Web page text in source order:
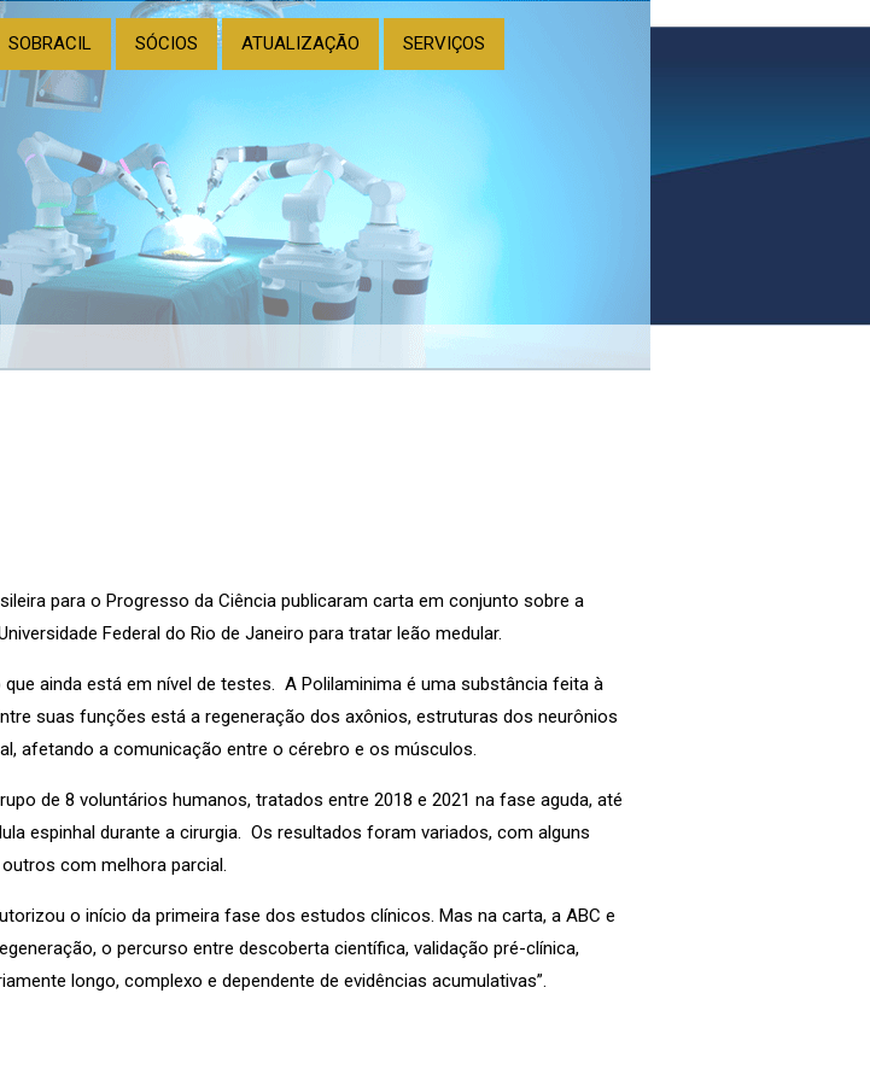
SOBRACIL SÓCIOS ATUALIZAÇÃO SERVIÇOS
para o Progresso da Ciência publicaram carta em conjunto sobre a
Federal do Rio de Janeiro para tratar leão medular.
ainda está em nível de testes. A Polilaminima é uma substância feita à
suas funções está a regeneração dos axônios, estruturas dos neurônios
afetando a comunicação entre o cérebro e os músculos.
de 8 voluntários humanos, tratados entre 2018 e 2021 na fase aguda, até
espinhal durante a cirurgia. Os resultados foram variados, com alguns
com melhora parcial.
o início da primeira fase dos estudos clínicos. Mas na carta, a ABC e
o percurso entre descoberta científica, validação pré-clínica,
longo, complexo e dependente de evidências acumulativas”.